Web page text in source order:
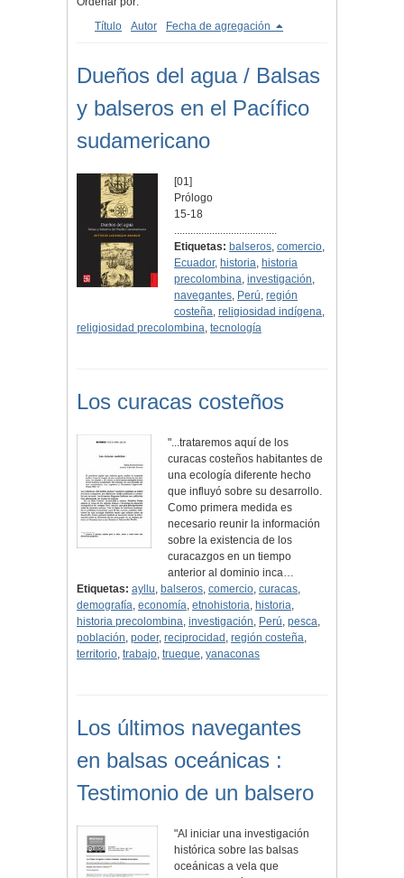
Título
Autor Fecha de agregación
Dueños del agua / Balsas
y balseros en el Pacífico
sudamericano
[01]
Prólogo
15-18
......................................
Etiquetas: balseros,comercio,
Ecuador, historia, historia
precolombina,investigación,
navegantes, Perú,región
costeña,religiosidad indígena,
religiosidad precolombina, tecnología
Los curacas costeños
"...trataremos aquí de los
curacas costeños habitantes de
una ecología diferente hecho
que influyó sobre su desarrollo.
Como primera medida es
necesario reunir la información
sobre la existencia de los
curacazgos en un tiempo
anterior al dominio inca…
Etiquetas: ayllu, balseros, comercio, curacas,
demografía, economía, etnohistoria, historia,
historia precolombina, investigación, Perú, pesca,
población, poder, reciprocidad , región costeña,
territorio, trabajo, trueque, yanaconas
Los últimos navegantes
en balsas oceánicas :
Testimonio de un balsero
"Al iniciar una investigación
histórica sobre las balsas
oceánicas a vela que